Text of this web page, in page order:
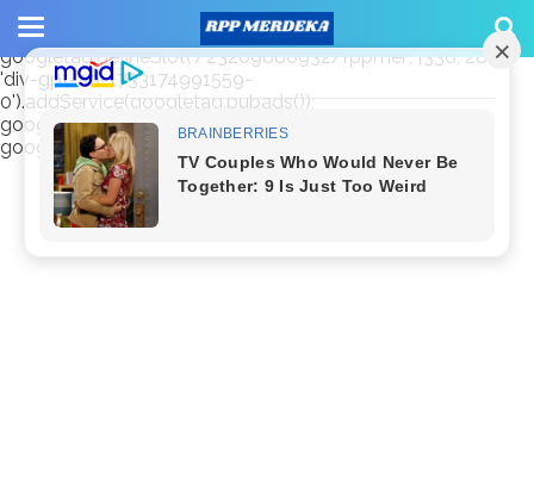
window.googletag = window.googletag || {cmd: []};
googletag.cmd.push(function() {
googletag.defineSlot('/23209888932/rppmer', [336, 280],
'div-gpt-ad-1733174991559-
0').addService(googletag.pubads());
googletag.pubads().enableSingleRequest();
googletag.enableServices(); });